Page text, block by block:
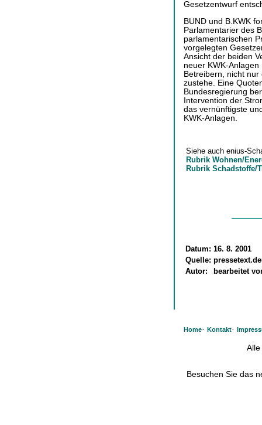
Gesetzentwurf
BUND und B.KWK
Parlamentarier des
parlamentarischen
vorgelegten
Ansicht der beiden
neuer KWK-
Betreibern, nicht
zustehe. Eine
Bundesregierung
Intervention der
das vernünftigste
KWK-Anlagen.
Siehe auch enius-
Rubrik Wohnen/
Rubrik Schadstoffe/
Datum: 16. 8. 2001
Quelle:
Autor:
bearbeitet
Home· Kontakt·
Besuchen Sie das